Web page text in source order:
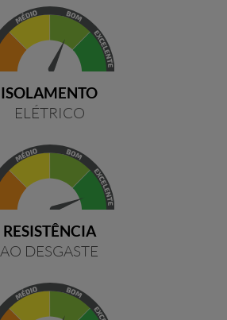
ISOLAMENTO
ELÉTRICO
RESISTÊNCIA
AO DESGASTE